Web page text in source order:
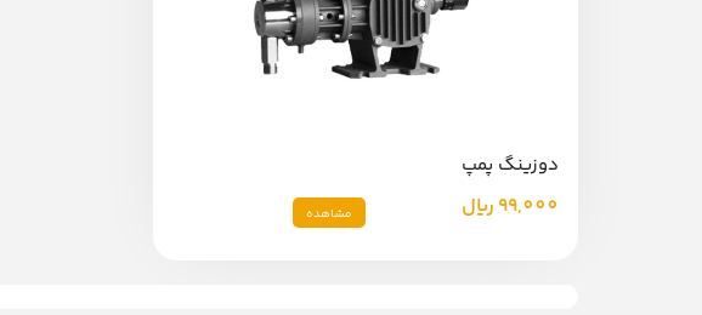
دوزینگ پمپ
99,000 ریال مشاهده